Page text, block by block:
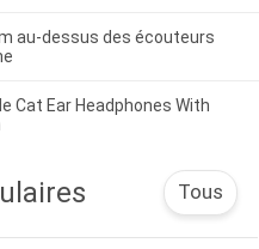
au-dessus des écouteurs
Cat Ear Headphones With
Tous